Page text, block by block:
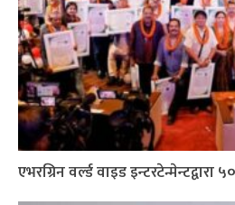
एभरग्रिन वर्ल्ड वाइड इन्टरटेन्मेन्टद्वारा